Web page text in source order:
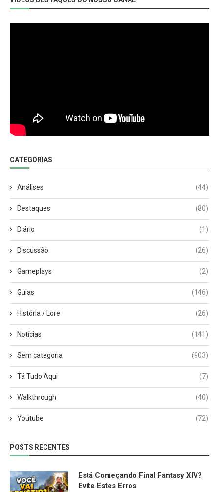
CATEGORIAS
Análises (44)
Destaques (80)
Diário (1)
Discussão (26)
Gameplays (2)
Guias (146)
História / Lore (26)
Notícias (141)
Sem categoria (903)
Tá Tudo Aqui (7)
Walkthrough (40)
Youtube (72)
POSTS RECENTES
Está Começando Final Fantasy XIV?
Evite Estes Erros